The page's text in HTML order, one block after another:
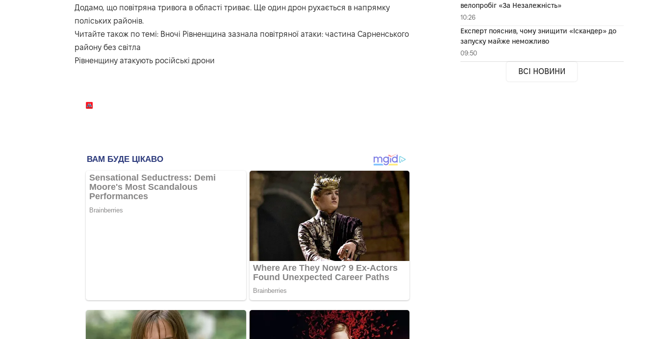
Додамо, що повітряна тривога в області триває. Ще один дрон рухається в напрямку
поліських районів.
Читайте також по темі: Вночі Рівненщина зазнала повітряної атаки: частина Сарненського
району без світла
Рівненщину атакують російські дрони
велопробіг «За Незалежність»
10:26
Експерт пояснив, чому знищити «Іскандер» до
запуску майже неможливо
09:50
ВСІ НОВИНИ